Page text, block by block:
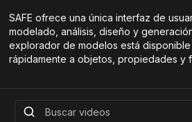
SAFE ofrece una única interfaz de
modelado, análisis, diseño y
explorador de modelos está
rápidamente a objetos, propiedades y